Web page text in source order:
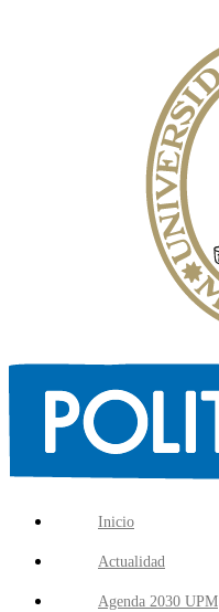
Inicio
Actualidad
Agenda 2030 UPM